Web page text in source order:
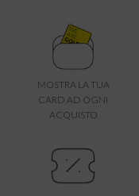
MOSTRA LA TUA
CARD AD OGNI
ACQUISTO